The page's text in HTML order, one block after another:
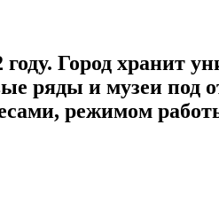
Город хранит
ряды и музеи под
режимом